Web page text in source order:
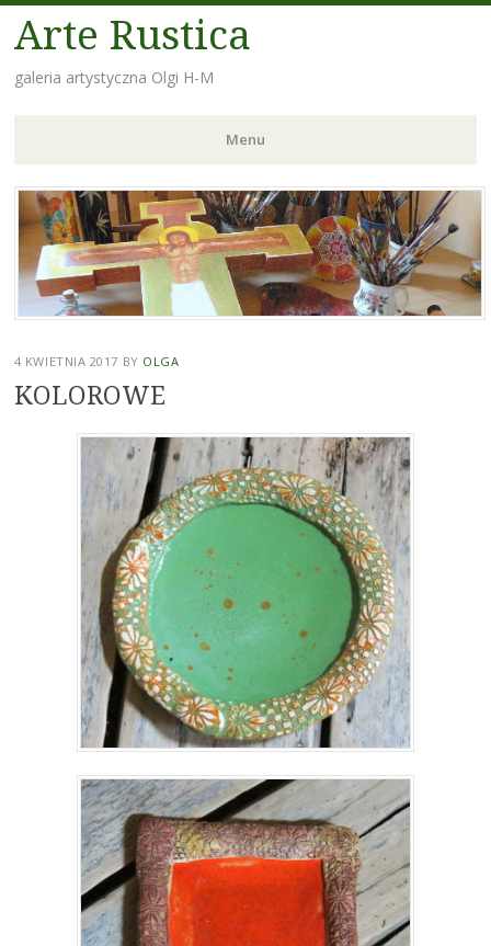
Arte Rustica
galeria artystyczna Olgi H-M
Menu
Skip
to
content
4 KWIETNIA 2017 BY OLGA
KOLOROWE